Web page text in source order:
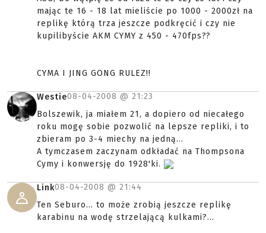
mając te 16 - 18 lat mieliście po 1000 - 2000zł na
replikę którą trza jeszcze podkręcić i czy nie
kupilibyście AKM CYMY z 450 - 470fps??
CYMA I JING GONG RULEZ!!
Westie08-04-2008 @ 21:23
Bolszewik, ja miałem 21, a dopiero od niecałego
roku mogę sobie pozwolić na lepsze repliki, i to
zbieram po 3-4 miechy na jedną...
A tymczasem zaczynam odkładać na Thompsona
Cymy i konwersję do 1928'ki.
Link08-04-2008 @ 21:44
Ten Seburo... to może zrobią jeszcze replikę
karabinu na wodę strzelającą kulkami?...